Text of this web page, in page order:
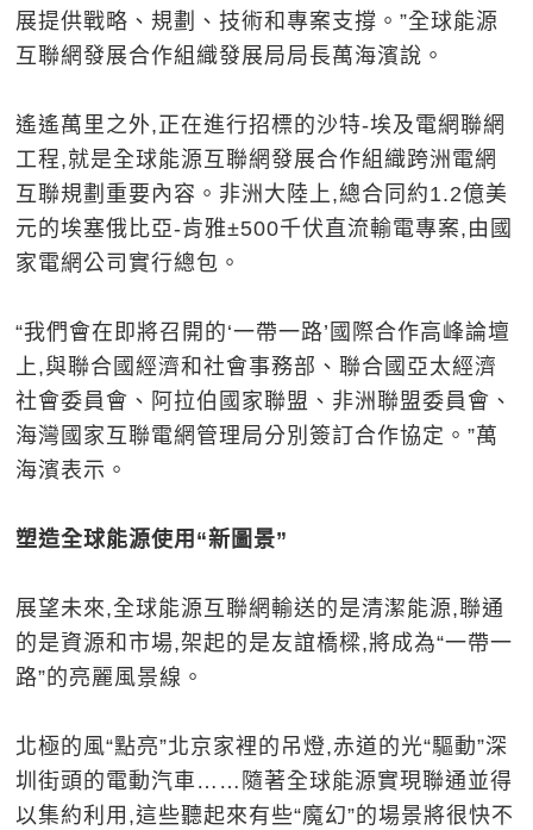
展提供戰略、規劃、技術和專案支撐。”全球能源
互聯網發展合作組織發展局局長萬海濱說。
遙遙萬里之外,正在進行招標的沙特-埃及電網聯網
工程,就是全球能源互聯網發展合作組織跨洲電網
互聯規劃重要內容。非洲大陸上,總合同約1.2億美
元的埃塞俄比亞-肯雅±500千伏直流輸電專案,由國
家電網公司實行總包。
“我們會在即將召開的‘一帶一路’國際合作高峰論壇
上,與聯合國經濟和社會事務部、聯合國亞太經濟
社會委員會、阿拉伯國家聯盟、非洲聯盟委員會、
海灣國家互聯電網管理局分別簽訂合作協定。”萬
海濱表示。
塑造全球能源使用“新圖景”
展望未來,全球能源互聯網輸送的是清潔能源,聯通
的是資源和市場,架起的是友誼橋樑,將成為“一帶一
路”的亮麗風景線。
北極的風“點亮”北京家裡的吊燈,赤道的光“驅動”深
圳街頭的電動汽車……隨著全球能源實現聯通並得
以集約利用,這些聽起來有些“魔幻”的場景將很快不